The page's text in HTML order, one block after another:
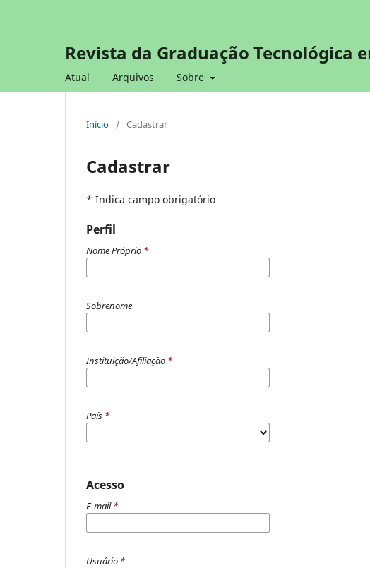
Revista da Graduação Tecnológica
Atual Arquivos Sobre
Início / Cadastrar
Cadastrar
* Indica campo obrigatório
Perfil
Nome Próprio *
Sobrenome
Instituição/Afiliação *
País *
Acesso
E-mail*
Usuário *